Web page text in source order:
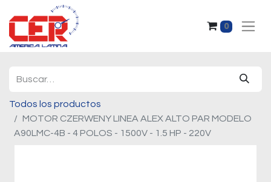
0
Todos los productos
MOTOR CZERWENY LINEA ALEX ALTO PAR MODELO
A90LMC-4B - 4 POLOS - 1500V - 1.5 HP - 220V